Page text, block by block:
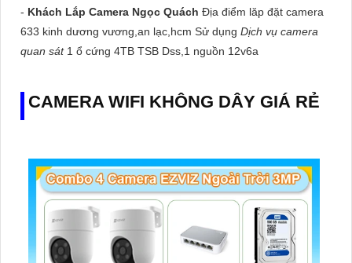
- Khách Lắp Camera Ngọc Quách Địa điểm lăp đặt camera
633 kinh dương vương,an lạc,hcm Sử dụng Dịch vụ camera
quan sát 1 ổ cứng 4TB TSB Dss,1 nguồn 12v6a
CAMERA WIFI KHÔNG DÂY GIÁ RẺ